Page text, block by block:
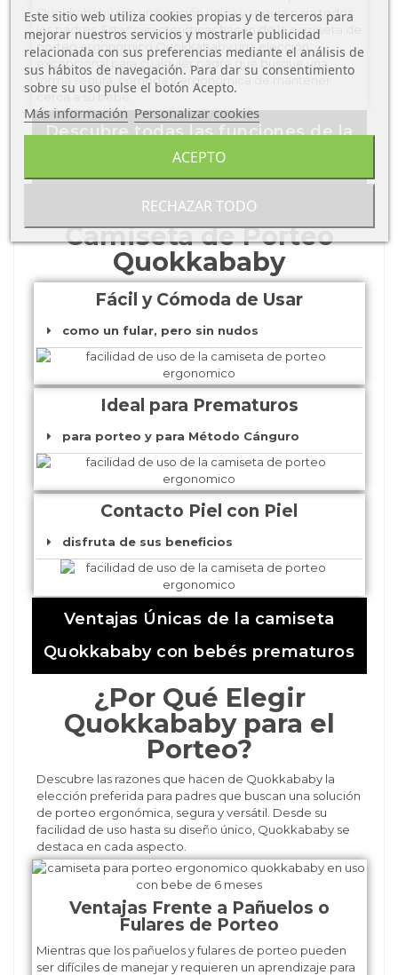
Quokkababy sea una opción única y segura para todos
los padres. Estas características hacen de la camiseta de
porteo ergonómico Quokkababy una elección
excepcional para cualquier padre que busque una
forma segura, cómoda y ergonómica de mantener
cerca a su bebé.
Descubre todas las funciones de la
Camiseta Quokkababy
Características de la
Camiseta de Porteo
Quokkababy
Fácil y Cómoda de Usar
como un fular, pero sin nudos
Ideal para Prematuros
para porteo y para Método Cánguro
Contacto Piel con Piel
disfruta de sus beneficios
Ventajas Únicas de la camiseta
Quokkababy con bebés prematuros
¿Por Qué Elegir
Quokkababy para el
Porteo?
Descubre las razones que hacen de Quokkababy la
elección preferida para padres que buscan una solución
de porteo ergonómica, segura y versátil. Desde su
facilidad de uso hasta su diseño único, Quokkababy se
destaca en cada aspecto.
Ventajas Frente a Pañuelos o
Fulares de Porteo
Mientras que los pañuelos y fulares de porteo pueden
ser difíciles de manejar y requieren un aprendizaje para
Este sitio web utiliza cookies propias y de terceros para
mejorar nuestros servicios y mostrarle publicidad
relacionada con sus preferencias mediante el análisis de
sus hábitos de navegación. Para dar su consentimiento
sobre su uso pulse el botón Acepto.
Más información Personalizar cookies
RECHAZAR TODO
ACEPTO